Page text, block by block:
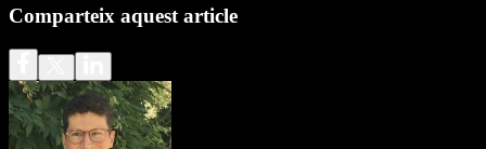
Comparteix aquest article